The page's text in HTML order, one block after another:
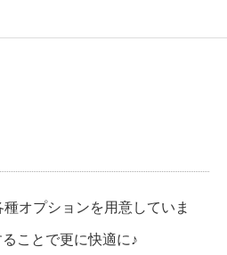
オプションを用意していま
ことで更に快適に♪